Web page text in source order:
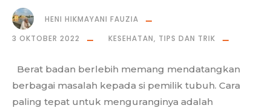
HENI HIKMAYANI FAUZIA
3 OKTOBER 2022
KESEHATAN, TIPS DAN TRIK
Berat badan berlebih memang mendatangkan
berbagai masalah kepada si pemilik tubuh. Cara
paling tepat untuk menguranginya adalah